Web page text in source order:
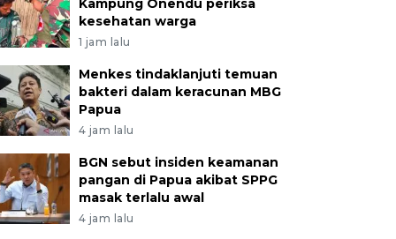
Kampung Onendu periksa
kesehatan warga
1 jam lalu
Menkes tindaklanjuti temuan
bakteri dalam keracunan MBG
Papua
4 jam lalu
BGN sebut insiden keamanan
pangan di Papua akibat SPPG
masak terlalu awal
4 jam lalu